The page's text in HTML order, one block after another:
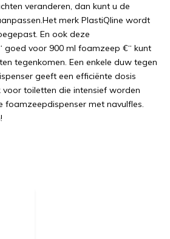
veranderen, dan kunt u de
merk PlastiQline wordt
En ook deze
goed voor 900 ml foamzeep €“ kunt
tegenkomen. Een enkele duw tegen
geeft een efficiënte dosis
toiletten die intensief worden
foamzeepdispenser met navulfles.